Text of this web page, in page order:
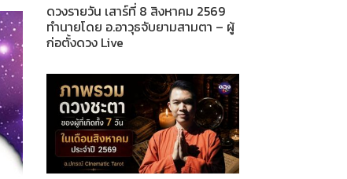
ดวงรายวัน เสาร์ที่ 8 สิงหาคม 2569
ทำนายโดย อ.อาวุธจับยามสามตา – ผู้
ก่อตั้งดวง Live